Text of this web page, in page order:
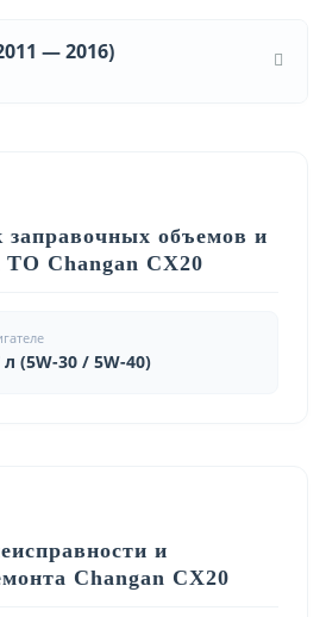
— 2016)
заправочных объемов и
ТО Changan CX20
(5W-30 / 5W-40)
и
Changan CX20